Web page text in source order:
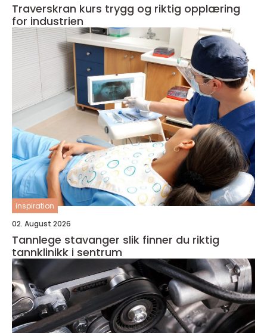
Traverskran kurs trygg og riktig opplæring
for industrien
inspiration
02. August 2026
Tannlege stavanger slik finner du riktig
tannklinikk i sentrum